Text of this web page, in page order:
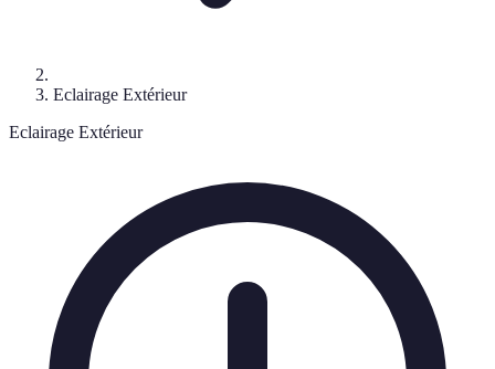
Eclairage Extérieur
Eclairage Extérieur